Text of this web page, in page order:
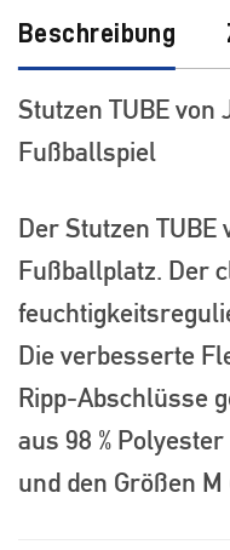
Beschreibung
Stutzen TUBE
Fußballspiel
Der Stutzen
Fußballplatz. Der
Die verbesserte
Ripp-Abschlüsse
aus 98 %
und den Größen